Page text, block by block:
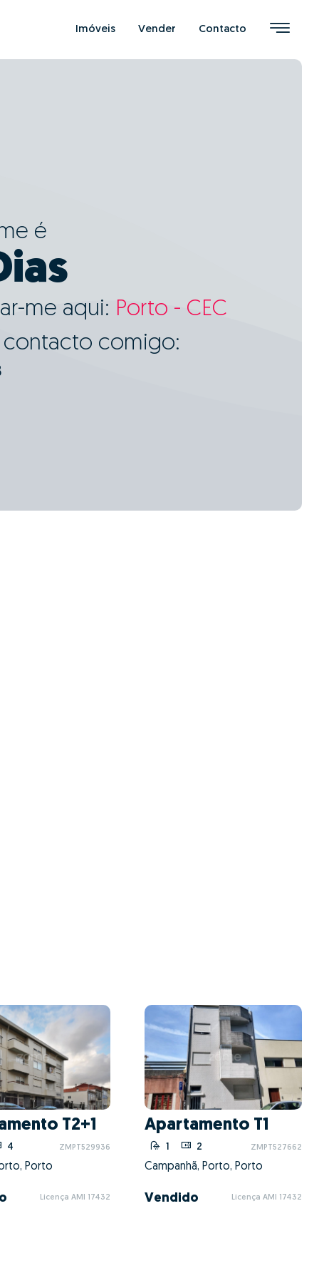
Imóveis Vender Contacto
é
me aqui: Porto - CEC
contacto comigo:
T2+1
4 ZMPT529936
Porto
Licença AMI 17432
Apartamento T1
1 2 ZMPT527662
Campanhã, Porto, Porto
Vendido Licença AMI 17432